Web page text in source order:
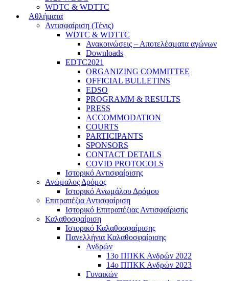
WDTC & WDTTC
Αθλήματα
Αντισφαίριση (Τένις)
WDTC & WDTTC
Ανακοινώσεις – Αποτελέσματα αγώνων
Downloads
EDTC2021
ORGANIZING COMMITTEE
OFFICIAL BULLETINS
EDSO
PROGRAMM & RESULTS
PRESS
ACCOMMODATION
COURTS
PARTICIPANTS
SPONSORS
CONTACT DETAILS
COVID PROTOCOLS
Ιστορικό Αντισφαίρισης
Ανώμαλος Δρόμος
Ιστορικό Ανωμάλου Δρόμου
Επιτραπέζια Αντισφαίριση
Ιστορικό Επιτραπέζιας Αντισφαίρισης
Καλαθοσφαίριση
Ιστορικό Καλαθοσφαίρισης
Πανελλήνια Καλαθοσφαίρισης
Ανδρών
13ο ΠΠΚΚ Ανδρών 2022
14ο ΠΠΚΚ Ανδρών 2023
Γυναικών